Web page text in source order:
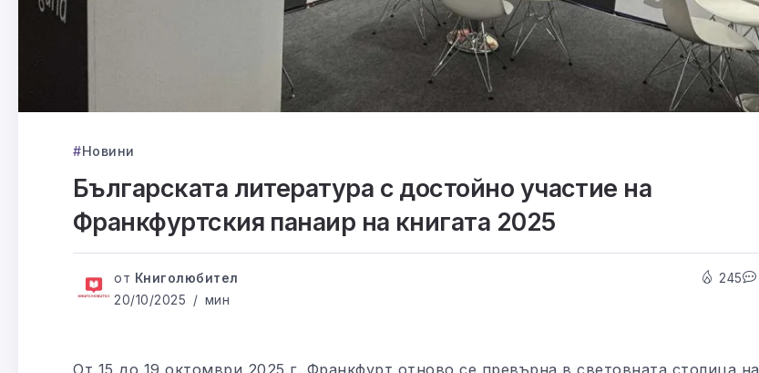
Новини
Българската литература с достойно участие на
Франкфуртския панаир на книгата 2025
от Книголюбител
20/10/2025
мин
245
От 15 до 19 октомври 2025 г. Франкфурт отново се превърна в световната столица на